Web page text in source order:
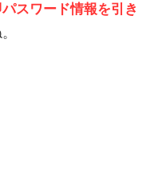
スワード情報を引き